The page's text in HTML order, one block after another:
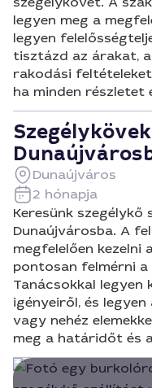
legyen meg a
legyen
tisztázd az árakat,
rakodási
ha minden részletet
Dunaújváros
2 hónapja
Keresünk
Dunaújvárosba. A
megfelelően kezelni
pontosan felmérni a
Tanácsokkal legyen
igényeiről, és
vagy nehéz
meg a határidőt és